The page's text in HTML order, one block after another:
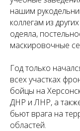
нашим
коллегам из
одеяла,
маскировочные
Год только
всех участках
бойцы на
ДНР и ЛНР, а
бьют врага на
областей.